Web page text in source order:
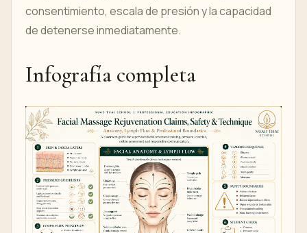
consentimiento, escala de presión y la capacidad
de detenerse inmediatamente.
Infografía completa